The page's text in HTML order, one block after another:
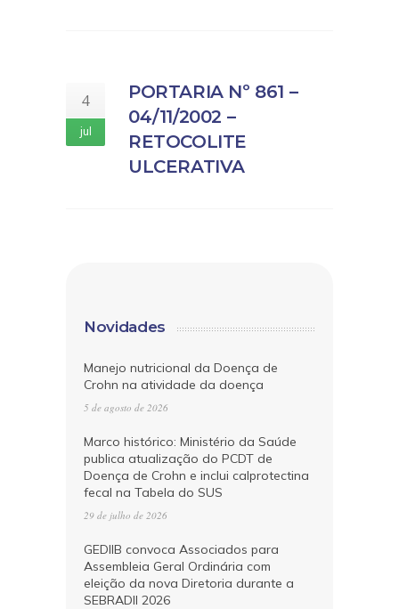
4
jul
PORTARIA Nº 861 –
04/11/2002 –
RETOCOLITE
ULCERATIVA
Novidades
Manejo nutricional da Doença de
Crohn na atividade da doença
5 de agosto de 2026
Marco histórico: Ministério da Saúde
publica atualização do PCDT de
Doença de Crohn e inclui calprotectina
fecal na Tabela do SUS
29 de julho de 2026
GEDIIB convoca Associados para
Assembleia Geral Ordinária com
eleição da nova Diretoria durante a
SEBRADII 2026